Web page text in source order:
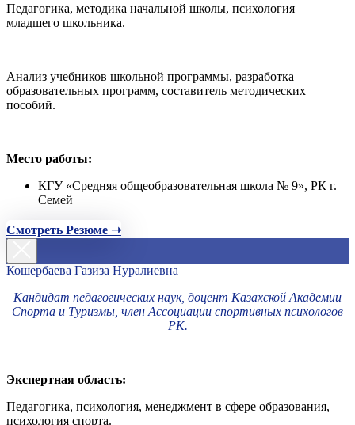
Педагогика, методика начальной школы, психология
младшего школьника.
Анализ учебников школьной программы, разработка
образовательных программ, составитель методических
пособий.
Место работы:
КГУ «Средняя общеобразовательная школа № 9», РК г.
Семей
Смотреть Резюме ➝
Кошербаева Газиза Нуралиевна
Кандидат педагогических наук, доцент Казахской Академии
Спорта и Туризмы, член Ассоциации спортивных психологов
РК.
Экспертная область:
Педагогика, психология, менеджмент в сфере образования,
психология спорта.